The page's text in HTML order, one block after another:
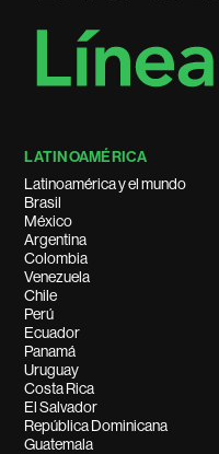
LATINOAMÉRICA
Latinoamérica y el mundo
Brasil
México
Argentina
Colombia
Venezuela
Chile
Perú
Ecuador
Panamá
Uruguay
Costa Rica
El Salvador
República Dominicana
Guatemala